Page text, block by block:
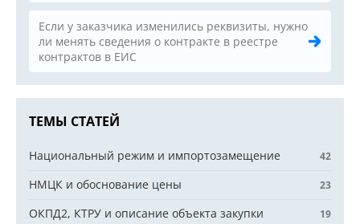
Если у заказчика изменились реквизиты, нужно
ли менять сведения о контракте в реестре
контрактов в ЕИС
ТЕМЫ СТАТЕЙ
Национальный режим и импортозамещение 42
НМЦК и обоснование цены 23
ОКПД2, КТРУ и описание объекта закупки 19